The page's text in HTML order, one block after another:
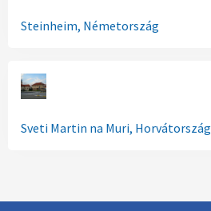
Steinheim, Németország
Sveti Martin na Muri, Horvátország